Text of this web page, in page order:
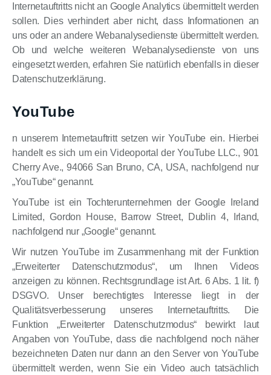
Internetauftritts nicht an Google Analytics übermittelt werden
sollen. Dies verhindert aber nicht, dass Informationen an
uns oder an andere Webanalysedienste übermittelt werden.
Ob und welche weiteren Webanalysedienste von uns
eingesetzt werden, erfahren Sie natürlich ebenfalls in dieser
Datenschutzerklärung.
YouTube
n unserem Internetauftritt setzen wir YouTube ein. Hierbei
handelt es sich um ein Videoportal der YouTube LLC., 901
Cherry Ave., 94066 San Bruno, CA, USA, nachfolgend nur
„YouTube“ genannt.
YouTube ist ein Tochterunternehmen der Google Ireland
Limited, Gordon House, Barrow Street, Dublin 4, Irland,
nachfolgend nur „Google“ genannt.
Wir nutzen YouTube im Zusammenhang mit der Funktion
„Erweiterter Datenschutzmodus“, um Ihnen Videos
anzeigen zu können. Rechtsgrundlage ist Art. 6 Abs. 1 lit. f)
DSGVO. Unser berechtigtes Interesse liegt in der
Qualitätsverbesserung unseres Internetauftritts. Die
Funktion „Erweiterter Datenschutzmodus“ bewirkt laut
Angaben von YouTube, dass die nachfolgend noch näher
bezeichneten Daten nur dann an den Server von YouTube
übermittelt werden, wenn Sie ein Video auch tatsächlich